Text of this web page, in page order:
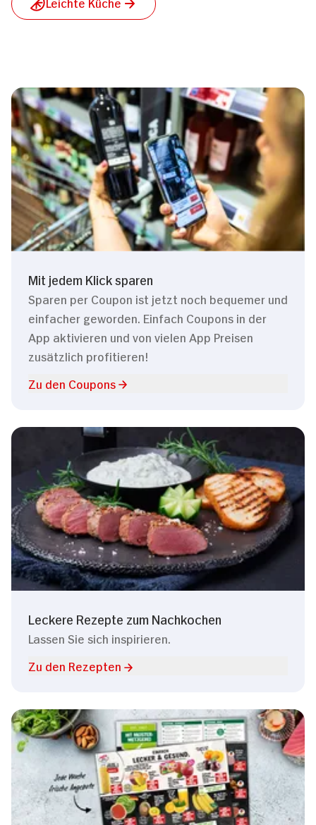
Mit jedem Klick sparen
Sparen per Coupon ist jetzt noch bequemer und
einfacher geworden. Einfach Coupons in der
App aktivieren und von vielen App Preisen
zusätzlich profitieren!
Zu den Coupons
Leckere Rezepte zum Nachkochen
Lassen Sie sich inspirieren.
Zu den Rezepten